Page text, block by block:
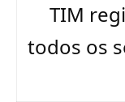
TIM
todos os